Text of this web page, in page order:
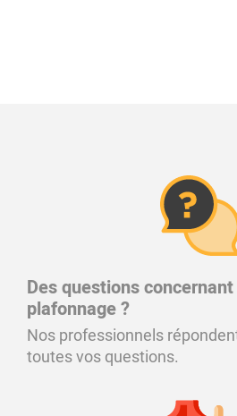
Des questions
plafonnage ?
Nos professionnels
toutes vos questions.